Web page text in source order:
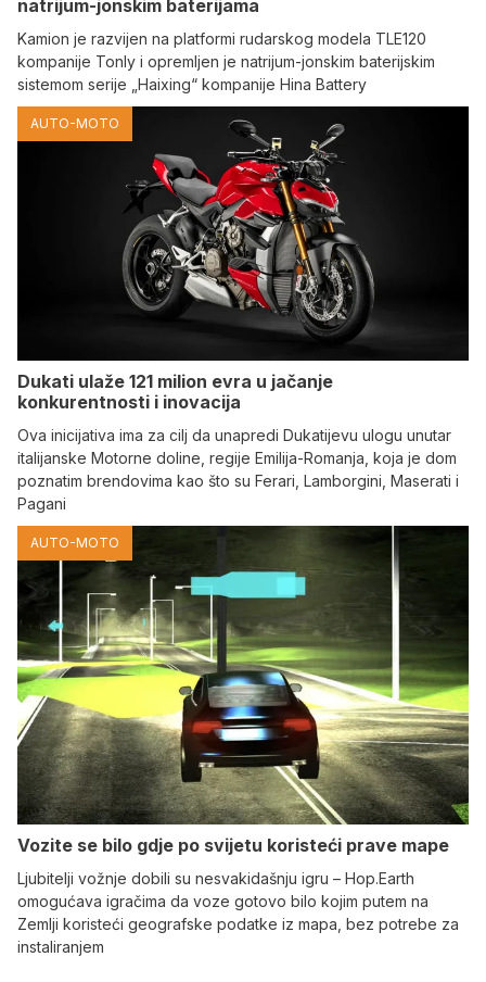
natrijum-jonskim baterijama
Kamion je razvijen na platformi rudarskog modela TLE120
kompanije Tonly i opremljen je natrijum-jonskim baterijskim
sistemom serije „Haixing“ kompanije Hina Battery
AUTO-MOTO
Dukati ulaže 121 milion evra u jačanje
konkurentnosti i inovacija
Ova inicijativa ima za cilj da unapredi Dukatijevu ulogu unutar
italijanske Motorne doline, regije Emilija-Romanja, koja je dom
poznatim brendovima kao što su Ferari, Lamborgini, Maserati i
Pagani
AUTO-MOTO
Vozite se bilo gdje po svijetu koristeći prave mape
Ljubitelji vožnje dobili su nesvakidašnju igru – Hop.Earth
omogućava igračima da voze gotovo bilo kojim putem na
Zemlji koristeći geografske podatke iz mapa, bez potrebe za
instaliranjem